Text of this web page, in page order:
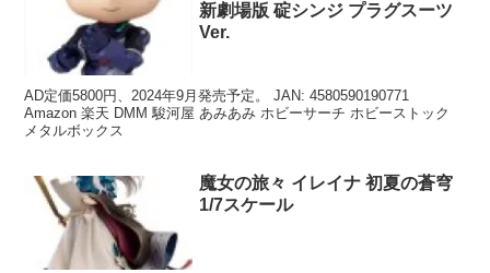
新劇場版 碇シンジ プラグスーツ
Ver.
AD定価5800円、2024年9月発売予定。 JAN: 4580590190771
Amazon 楽天 DMM 駿河屋 あみあみ ホビーサーチ ホビーストック
メタルボックス
魔女の旅々 イレイナ 初夏の蒼穹
1/7スケール